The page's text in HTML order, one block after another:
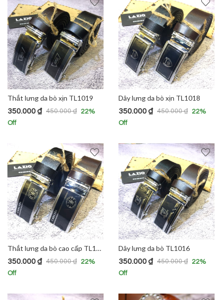
Thắt lưng da bò xịn TL1019
450.000₫
350.000₫ 22%
Off
Dây lưng da bò xịn TL1018
450.000₫
350.000₫ 22%
Off
Thắt lưng da bò cao cấp TL1017
450.000₫
350.000₫ 22%
Off
Dây lưng da bò TL1016
450.000₫
350.000₫ 22%
Off